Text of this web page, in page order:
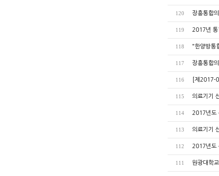
120 장흥통합
119 2017년 통
118 "한양방통
117 장흥통합
116 [제2017-
115 의료기기
114 2017년도
113 의료기기
112 2017년도
111 원광대학